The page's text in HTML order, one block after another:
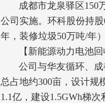
成都市龙泉驿区150
公司实施。环科股份持
年，装修垃圾50万吨/年
【新能源动力电池回
公司与华友循环、
总占地约300亩，设计规
1.1亿，建设1.5GWh梯次